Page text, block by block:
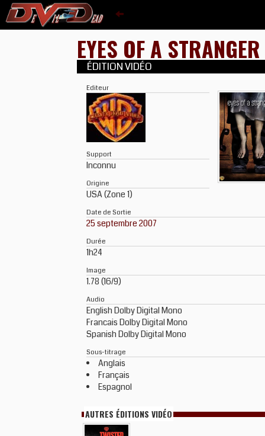
EYES OF A STRANGER
ÉDITION VIDÉO
Editeur
Support
Inconnu
Origine
USA (Zone 1)
Date de Sortie
25 septembre 2007
Durée
1h24
Image
1.78 (16/9)
Audio
English Dolby Digital Mono
Francais Dolby Digital Mono
Spanish Dolby Digital Mono
Sous-titrage
Anglais
Français
Espagnol
AUTRES ÉDITIONS VIDÉO